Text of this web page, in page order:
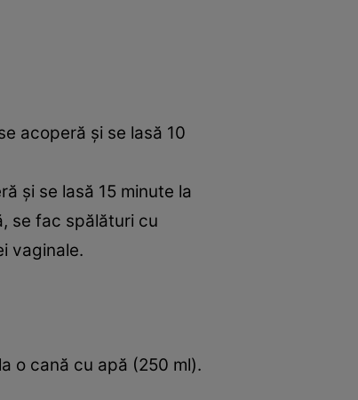
acoperă şi se lasă 10
şi se lasă 15 minute la
se fac spălături cu
vaginale.
o cană cu apă (250 ml).